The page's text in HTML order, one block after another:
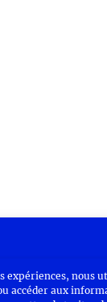
nous
accéder aux